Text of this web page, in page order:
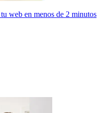
web en menos de 2 minutos